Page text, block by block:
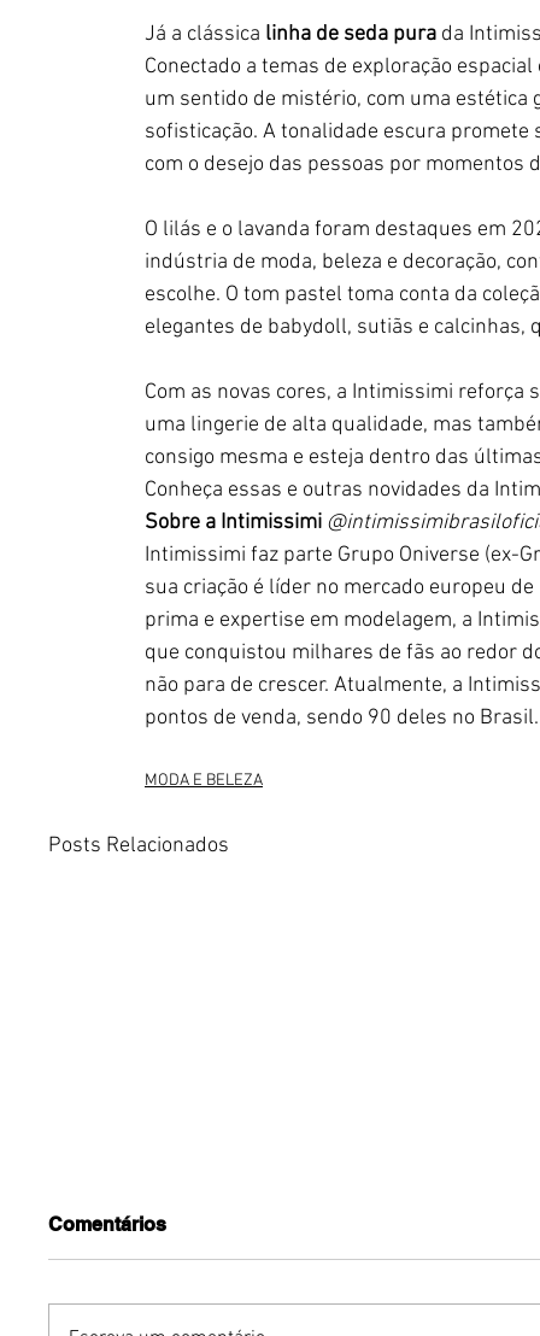
Já a clássica linha de seda pura da
Conectado a temas de exploração
um sentido de mistério, com uma
sofisticação. A tonalidade escura
com o desejo das pessoas por momentos
O lilás e o lavanda foram destaques em
indústria de moda, beleza e decoração,
escolhe. O tom pastel toma conta da
elegantes de babydoll, sutiãs e
Com as novas cores, a Intimissimi
uma lingerie de alta qualidade, mas
consigo mesma e esteja dentro das
Conheça essas e outras novidades da
Sobre a Intimissimi
Intimissimi faz parte Grupo Oniverse (ex-
sua criação é líder no mercado europeu
prima e expertise em modelagem, a
que conquistou milhares de fãs ao redor
não para de crescer. Atualmente, a
pontos de venda, sendo 90 deles no Brasil.
MODA E BELEZA
Posts Relacionados
Comentários